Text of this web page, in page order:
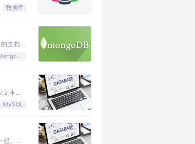
数据库
文档。
MongoDB
本的
MySQL
。